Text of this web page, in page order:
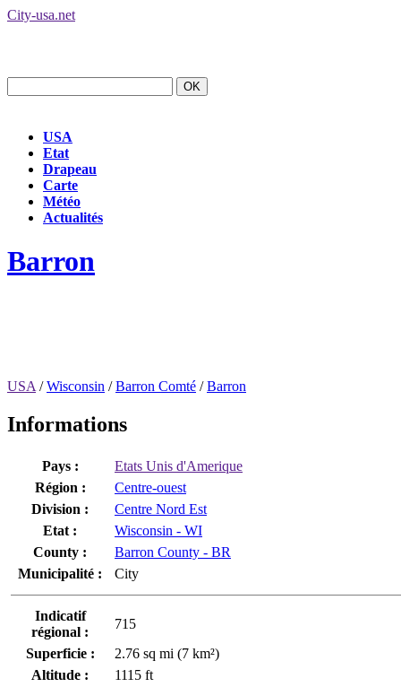
City-usa.net
USA
Etat
Drapeau
Carte
Météo
Actualités
Barron
USA /Wisconsin /Barron Comté /Barron
Informations
Pays :
Etats Unis d'Amerique
Région :
Centre-ouest
Division :
Centre Nord Est
Etat :
Wisconsin - WI
County :
Barron County - BR
Municipalité :
City
Indicatif
régional :
715
Superficie :
2.76 sq mi (7 km²)
Altitude :
1115 ft